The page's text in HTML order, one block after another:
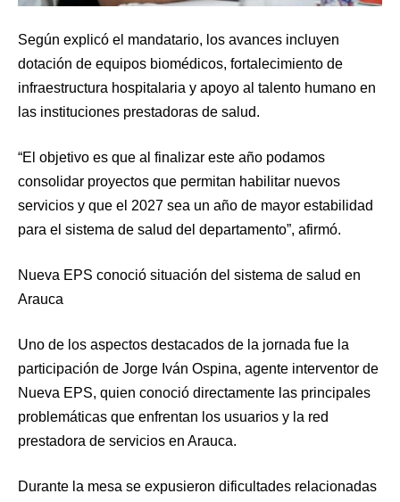
Según explicó el mandatario, los avances incluyen
dotación de equipos biomédicos, fortalecimiento de
infraestructura hospitalaria y apoyo al talento humano en
las instituciones prestadoras de salud.
“El objetivo es que al finalizar este año podamos
consolidar proyectos que permitan habilitar nuevos
servicios y que el 2027 sea un año de mayor estabilidad
para el sistema de salud del departamento”, afirmó.
Nueva EPS conoció situación del sistema de salud en
Arauca
Uno de los aspectos destacados de la jornada fue la
participación de Jorge Iván Ospina, agente interventor de
Nueva EPS, quien conoció directamente las principales
problemáticas que enfrentan los usuarios y la red
prestadora de servicios en Arauca.
Durante la mesa se expusieron dificultades relacionadas